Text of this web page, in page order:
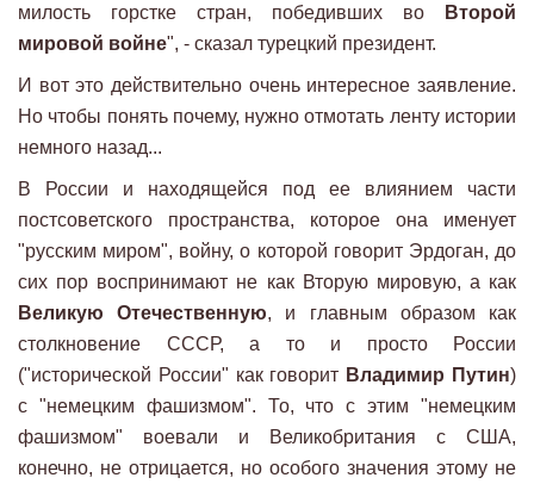
милость горстке стран, победивших во
Второй
мировой войне", - сказал турецкий президент.
И вот это действительно очень интересное заявление.
Но чтобы понять почему, нужно отмотать ленту истории
немного назад...
В России и находящейся под ее влиянием части
постсоветского пространства, которое она именует
"русским миром", войну, о которой говорит Эрдоган, до
сих пор воспринимают не как Вторую мировую, а как
Великую Отечественную, и главным образом как
столкновение СССР, а то и просто России
("исторической России" как говорит Владимир Путин)
с "немецким фашизмом". То, что с этим "немецким
фашизмом" воевали и Великобритания с США,
конечно, не отрицается, но особого значения этому не